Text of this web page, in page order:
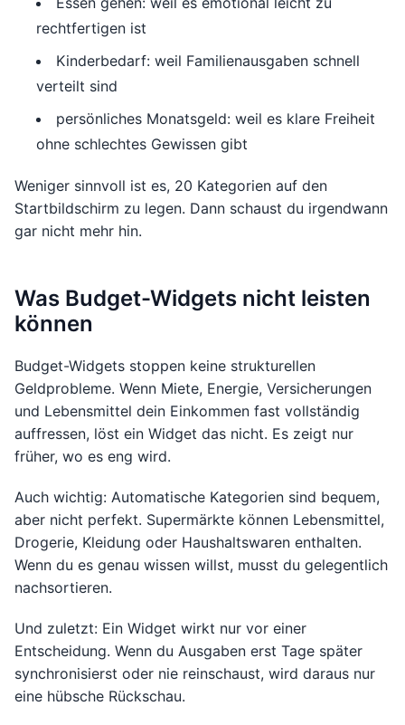
rechtfertigen ist
Kinderbedarf: weil Familienausgaben schnell
verteilt sind
persönliches Monatsgeld: weil es klare Freiheit
ohne schlechtes Gewissen gibt
Weniger sinnvoll ist es, 20 Kategorien auf den
Startbildschirm zu legen. Dann schaust du irgendwann
gar nicht mehr hin.
Was Budget-Widgets nicht leisten
können
Budget-Widgets stoppen keine strukturellen
Geldprobleme. Wenn Miete, Energie, Versicherungen
und Lebensmittel dein Einkommen fast vollständig
auffressen, löst ein Widget das nicht. Es zeigt nur
früher, wo es eng wird.
Auch wichtig: Automatische Kategorien sind bequem,
aber nicht perfekt. Supermärkte können Lebensmittel,
Drogerie, Kleidung oder Haushaltswaren enthalten.
Wenn du es genau wissen willst, musst du gelegentlich
nachsortieren.
Und zuletzt: Ein Widget wirkt nur vor einer
Entscheidung. Wenn du Ausgaben erst Tage später
synchronisierst oder nie reinschaust, wird daraus nur
eine hübsche Rückschau.